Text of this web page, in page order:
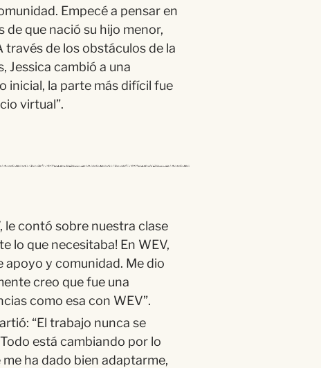
Empecéa pensar en
de que nació su hijo menor,
través de losobstáculos de la
Jessica cambió a una
inicial, la parte másdifícil fue
virtual”.
le contó sobre nuestra clase
lo que necesitaba! En WEV,
apoyo y comunidad. Me dio
creo que fue una
como esa con WEV”.
: “El trabajo nunca se
está cambiando por lo
ha dado bien adaptarme,